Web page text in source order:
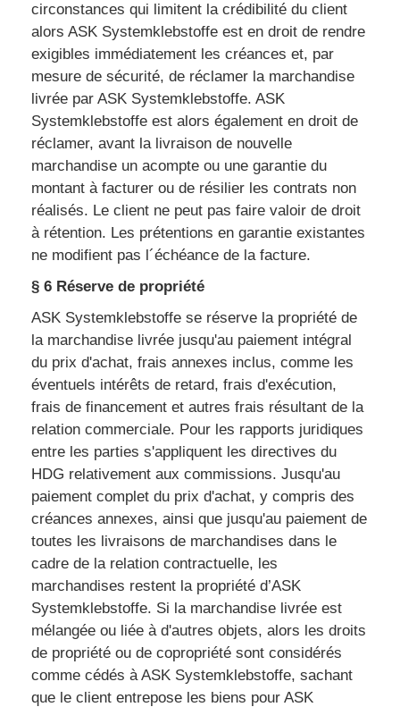
circonstances qui limitent la crédibilité du client
alors ASK Systemklebstoffe est en droit de rendre
exigibles immédiatement les créances et, par
mesure de sécurité, de réclamer la marchandise
livrée par ASK Systemklebstoffe. ASK
Systemklebstoffe est alors également en droit de
réclamer, avant la livraison de nouvelle
marchandise un acompte ou une garantie du
montant à facturer ou de résilier les contrats non
réalisés. Le client ne peut pas faire valoir de droit
à rétention. Les prétentions en garantie existantes
ne modifient pas l´échéance de la facture.
§ 6 Réserve de propriété
ASK Systemklebstoffe se réserve la propriété de
la marchandise livrée jusqu'au paiement intégral
du prix d'achat, frais annexes inclus, comme les
éventuels intérêts de retard, frais d'exécution,
frais de financement et autres frais résultant de la
relation commerciale. Pour les rapports juridiques
entre les parties s'appliquent les directives du
HDG relativement aux commissions. Jusqu'au
paiement complet du prix d'achat, y compris des
créances annexes, ainsi que jusqu'au paiement de
toutes les livraisons de marchandises dans le
cadre de la relation contractuelle, les
marchandises restent la propriété d’ASK
Systemklebstoffe. Si la marchandise livrée est
mélangée ou liée à d'autres objets, alors les droits
de propriété ou de copropriété sont considérés
comme cédés à ASK Systemklebstoffe, sachant
que le client entrepose les biens pour ASK